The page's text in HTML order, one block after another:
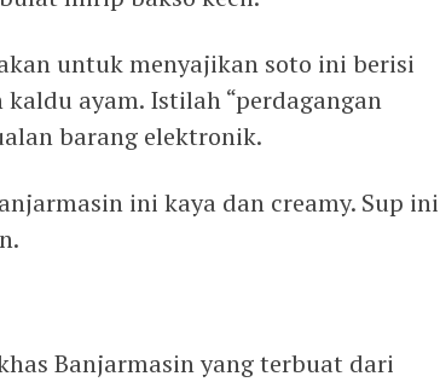
untuk menyajikan soto ini berisi
ayam. Istilah “perdagangan
barang elektronik.
ini kaya dan creamy. Sup ini
Banjarmasin yang terbuat dari